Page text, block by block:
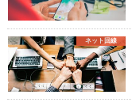
ネット回線